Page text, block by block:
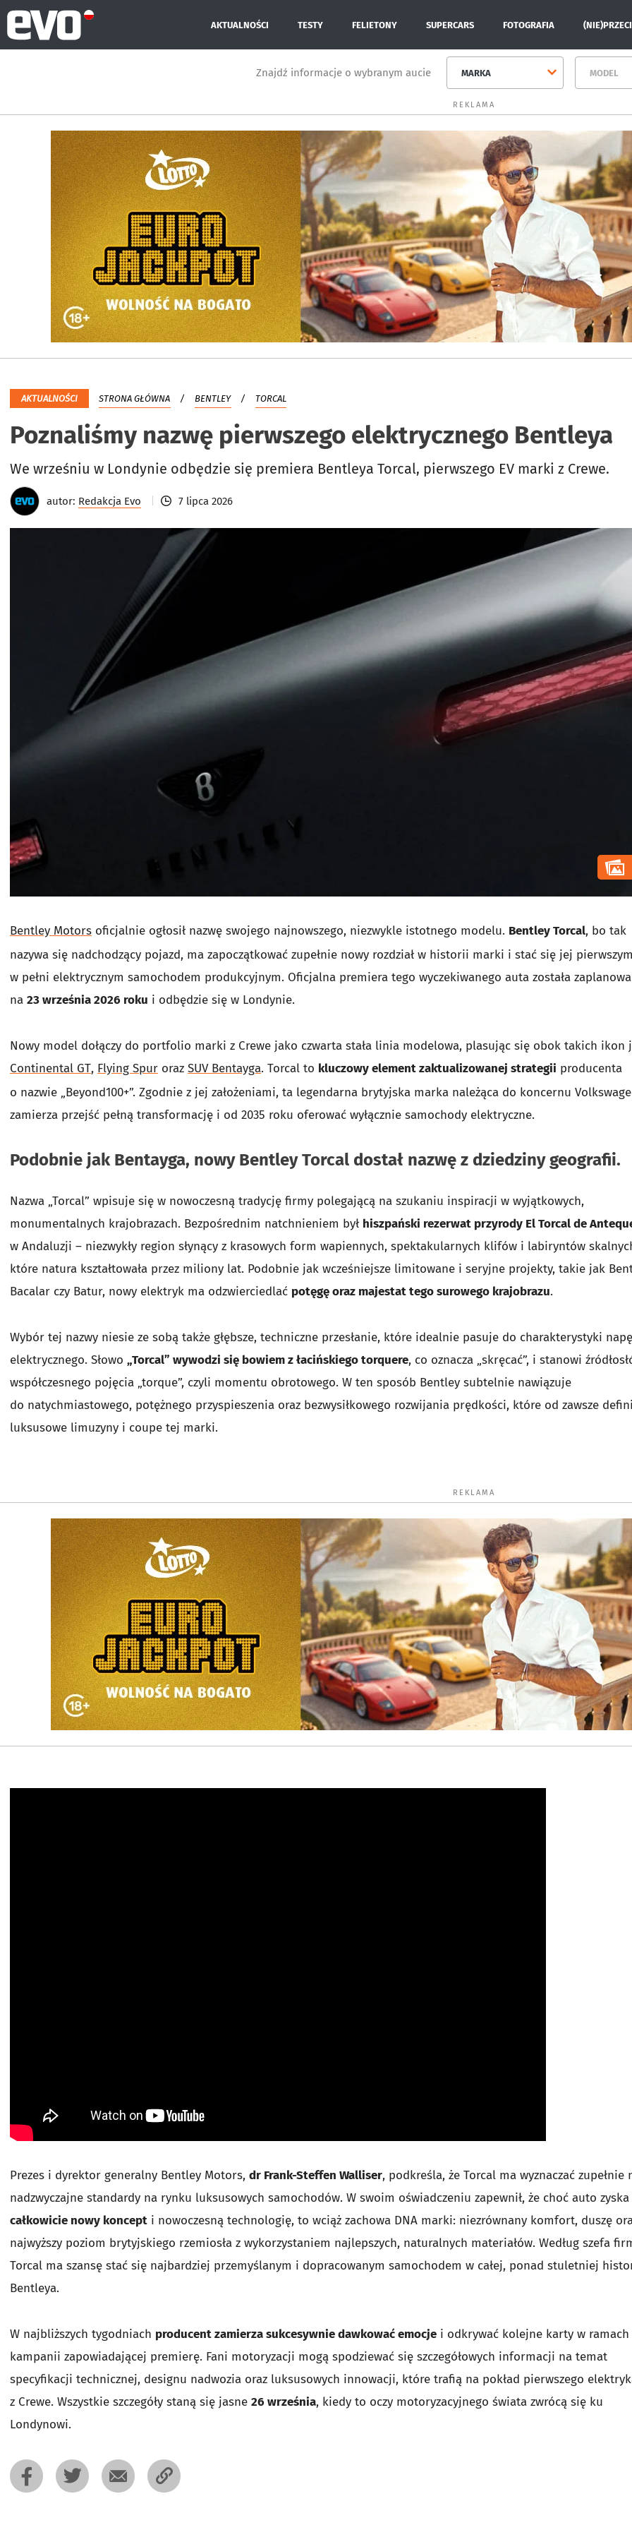
AKTUALNOŚCI TESTY FELIETONY SUPERCARS FOTOGRAFIA
Znajdź informacje o wybranym aucie MARKA MODEL
REKLAMA
AKTUALNOŚCI STRONA GŁÓWNA BENTLEY TORCAL
Poznaliśmy nazwę pierwszego elektrycznego Bentleya
We wrześniu w Londynie odbędzie się premiera Bentleya Torcal, pierwszego EV marki z Crewe.
autor: Redakcja Evo 7 lipca 2026
Bentley Motors oficjalnie ogłosił nazwę swojego najnowszego, niezwykle istotnego modelu. Bentley Torcal, bo tak
nazywa się nadchodzący pojazd, ma zapoczątkować zupełnie nowy rozdział w historii marki i stać się jej
w pełni elektrycznym samochodem produkcyjnym. Oficjalna premiera tego wyczekiwanego auta została
na 23 września 2026 roku i odbędzie się w Londynie.
Nowy model dołączy do portfolio marki z Crewe jako czwarta stała linia modelowa, plasując się obok takich ikon
Continental GT, Flying Spur oraz SUV Bentayga. Torcal to kluczowy element zaktualizowanej strategii producenta
o nazwie „Beyond100+”. Zgodnie z jej założeniami, ta legendarna brytyjska marka należąca do koncernu
zamierza przejść pełną transformację i od 2035 roku oferować wyłącznie samochody elektryczne.
Podobnie jak Bentayga, nowy Bentley Torcal dostał nazwę z dziedziny geografii.
Nazwa „Torcal” wpisuje się w nowoczesną tradycję firmy polegającą na szukaniu inspiracji w wyjątkowych,
monumentalnych krajobrazach. Bezpośrednim natchnieniem był hiszpański rezerwat przyrody El Torcal de
w Andaluzji – niezwykły region słynący z krasowych form wapiennych, spektakularnych klifów i labiryntów
które natura kształtowała przez miliony lat. Podobnie jak wcześniejsze limitowane i seryjne projekty, takie jak
Bacalar czy Batur, nowy elektryk ma odzwierciedlać potęgę oraz majestat tego surowego krajobrazu.
Wybór tej nazwy niesie ze sobą także głębsze, techniczne przesłanie, które idealnie pasuje do charakterystyki
elektrycznego. Słowo „Torcal” wywodzi się bowiem z łacińskiego torquere, co oznacza „skręcać”, i stanowi
współczesnego pojęcia „torque”, czyli momentu obrotowego. W ten sposób Bentley subtelnie nawiązuje
do natychmiastowego, potężnego przyspieszenia oraz bezwysiłkowego rozwijania prędkości, które od zawsze
luksusowe limuzyny i coupe tej marki.
REKLAMA
Prezes i dyrektor generalny Bentley Motors, dr Frank-Steffen Walliser, podkreśla, że Torcal ma wyznaczać zupełnie
nadzwyczajne standardy na rynku luksusowych samochodów. W swoim oświadczeniu zapewnił, że choć auto zyska
całkowicie nowy koncept i nowoczesną technologię, to wciąż zachowa DNA marki: niezrównany komfort, duszę
najwyższy poziom brytyjskiego rzemiosła z wykorzystaniem najlepszych, naturalnych materiałów. Według szefa
Torcal ma szansę stać się najbardziej przemyślanym i dopracowanym samochodem w całej, ponad stuletniej
Bentleya.
W najbliższych tygodniach producent zamierza sukcesywnie dawkować emocje i odkrywać kolejne karty w ramach
kampanii zapowiadającej premierę. Fani motoryzacji mogą spodziewać się szczegółowych informacji na temat
specyfikacji technicznej, designu nadwozia oraz luksusowych innowacji, które trafią na pokład pierwszego
z Crewe. Wszystkie szczegóły staną się jasne 26 września, kiedy to oczy motoryzacyjnego świata zwrócą się ku
Londynowi.